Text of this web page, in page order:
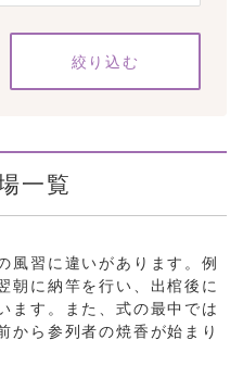
一覧
風習に違いがあります。例
朝に納竿を行い、出棺後に
ます。また、式の最中では
から参列者の焼香が始まり